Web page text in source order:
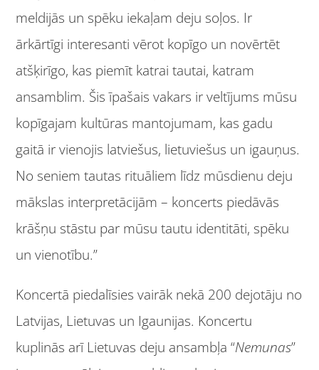
meldijās un spēku iekaļam deju soļos. Ir
ārkārtīgi interesanti vērot kopīgo un novērtēt
atšķirīgo, kas piemīt katrai tautai, katram
ansamblim. Šis īpašais vakars ir veltījums mūsu
kopīgajam kultūras mantojumam, kas gadu
gaitā ir vienojis latviešus, lietuviešus un igauņus.
No seniem tautas rituāliem līdz mūsdienu deju
mākslas interpretācijām – koncerts piedāvās
krāšņu stāstu par mūsu tautu identitāti, spēku
un vienotību.”
Koncertā piedalīsies vairāk nekā 200 dejotāju no
Latvijas, Lietuvas un Igaunijas. Koncertu
kuplinās arī Lietuvas deju ansambļa “Nemunas”